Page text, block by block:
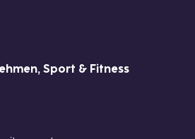
Sport & Fitness